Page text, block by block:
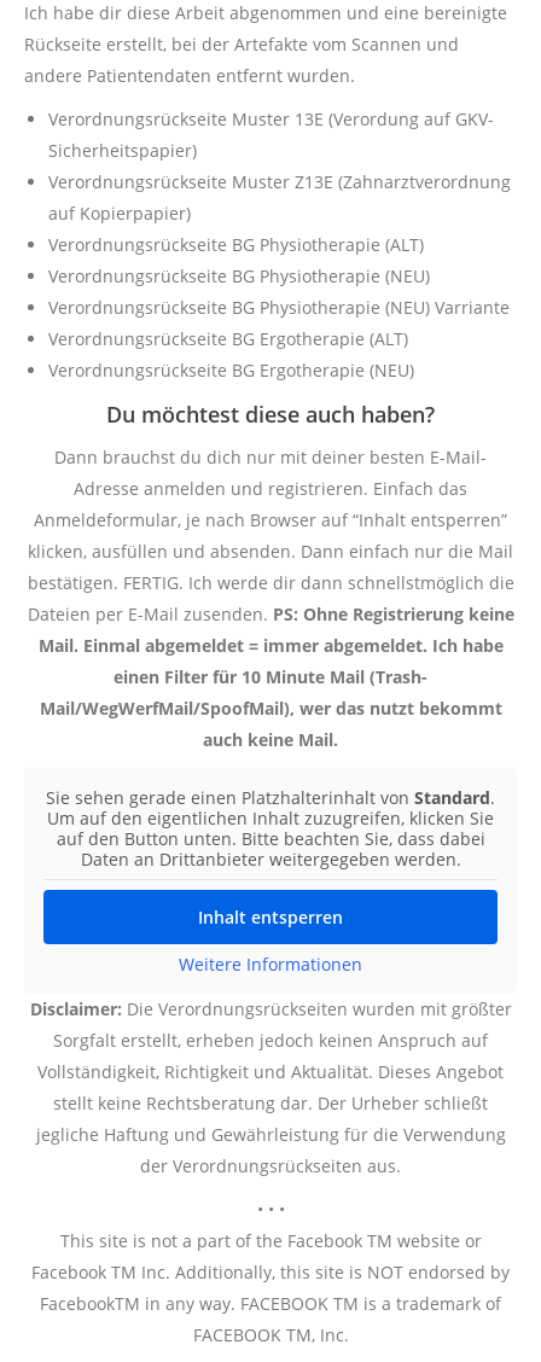
Ich habe dir diese Arbeit abgenommen und eine bereinigte
Rückseite erstellt, bei der Artefakte vom Scannen und
andere Patientendaten entfernt wurden.
Verordnungsrückseite Muster 13E (Verordung auf GKV-
Sicherheitspapier)
Verordnungsrückseite Muster Z13E (Zahnarztverordnung
auf Kopierpapier)
Verordnungsrückseite BG Physiotherapie (ALT)
Verordnungsrückseite BG Physiotherapie (NEU)
Verordnungsrückseite BG Physiotherapie (NEU) Varriante
Verordnungsrückseite BG Ergotherapie (ALT)
Verordnungsrückseite BG Ergotherapie (NEU)
Du möchtest diese auch haben?
Dann brauchst du dich nur mit deiner besten E-Mail-
Adresse anmelden und registrieren. Einfach das
Anmeldeformular, je nach Browser auf “Inhalt entsperren”
klicken, ausfüllen und absenden. Dann einfach nur die Mail
bestätigen. FERTIG. Ich werde dir dann schnellstmöglich die
Dateien per E-Mail zusenden. PS: Ohne Registrierung keine
Mail. Einmal abgemeldet = immer abgemeldet. Ich habe
einen Filter für 10 Minute Mail (Trash-
Mail/WegWerfMail/SpoofMail), wer das nutzt bekommt
auch keine Mail.
Sie sehen gerade einen Platzhalterinhalt von Standard.
Um auf den eigentlichen Inhalt zuzugreifen, klicken Sie
auf den Button unten. Bitte beachten Sie, dass dabei
Daten an Drittanbieter weitergegeben werden.
Inhalt entsperren
Weitere Informationen
Disclaimer: Die Verordnungsrückseiten wurden mit größter
Sorgfalt erstellt, erheben jedoch keinen Anspruch auf
Vollständigkeit, Richtigkeit und Aktualität. Dieses Angebot
stellt keine Rechtsberatung dar. Der Urheber schließt
jegliche Haftung und Gewährleistung für die Verwendung
der Verordnungsrückseiten aus.
• • •
This site is not a part of the Facebook TM website or
Facebook TM Inc. Additionally, this site is NOT endorsed by
FacebookTM in any way. FACEBOOK TM is a trademark of
FACEBOOK TM, Inc.